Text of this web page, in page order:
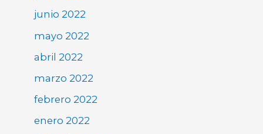
junio 2022
mayo 2022
abril 2022
marzo 2022
febrero 2022
enero 2022